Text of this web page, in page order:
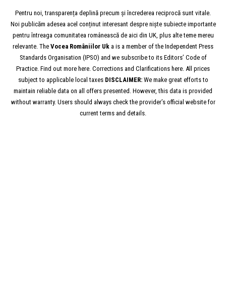
Pentru noi, transparența deplină precum și încrederea reciprocă sunt vitale.
Noi publicăm adesea acel conținut interesant despre niște subiecte importante
pentru întreaga comunitatea românească de aici din UK, plus alte teme mereu
relevante. The Vocea Româniilor Uk a is a member of the Independent Press
Standards Organisation (IPSO) and we subscribe to its Editors’ Code of
Practice. Find out more here. Corrections and Clarifications here. All prices
subject to applicable local taxes DISCLAIMER: We make great efforts to
maintain reliable data on all offers presented. However, this data is provided
without warranty. Users should always check the provider’s official website for
current terms and details.